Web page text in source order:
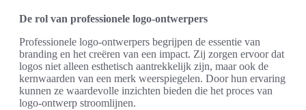
De rol van professionele logo-ontwerpers
Professionele logo-ontwerpers begrijpen de essentie van
branding en het creëren van een impact. Zij zorgen ervoor dat
logos niet alleen esthetisch aantrekkelijk zijn, maar ook de
kernwaarden van een merk weerspiegelen. Door hun ervaring
kunnen ze waardevolle inzichten bieden die het proces van
logo-ontwerp stroomlijnen.